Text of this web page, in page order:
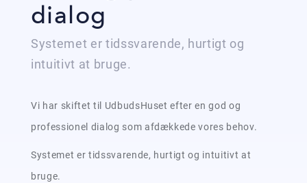
dialog
Systemet er tidssvarende, hurtigt og
intuitivt at bruge.
Vi har skiftet til UdbudsHuset efter en god og
professionel dialog som afdækkede vores behov.
Systemet er tidssvarende, hurtigt og intuitivt at
bruge.